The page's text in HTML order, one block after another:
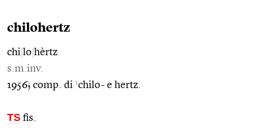
chilohertz
chi lo hèrtz
s.m.inv.
1956; comp. di 1chilo- e hertz.
TS fis.